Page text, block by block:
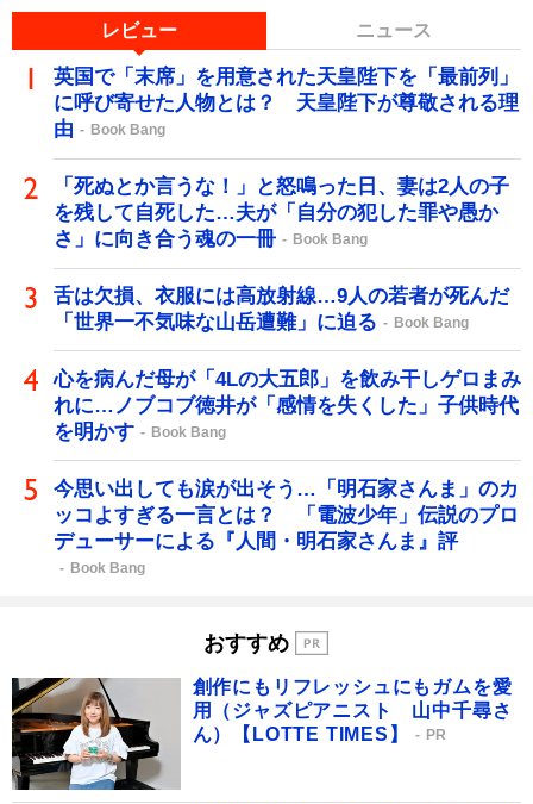
レビュー ニュース
英国で「末席」を用意された天皇陛下を「最前列」
に呼び寄せた人物とは？ 天皇陛下が尊敬される理
由
Book Bang
「死ぬとか言うな！」と怒鳴った日、妻は2人の子
を残して自死した…夫が「自分の犯した罪や愚か
さ」に向き合う魂の一冊
Book Bang
舌は欠損、衣服には高放射線…9人の若者が死んだ
「世界一不気味な山岳遭難」に迫る
Book Bang
心を病んだ母が「4Lの大五郎」を飲み干しゲロまみ
れに…ノブコブ徳井が「感情を失くした」子供時代
を明かす
Book Bang
今思い出しても涙が出そう…「明石家さんま」のカ
ッコよすぎる一言とは？ 「電波少年」伝説のプロ
デューサーによる『人間・明石家さんま』評
Book Bang
おすすめ
創作にもリフレッシュにもガムを愛
用（ジャズピアニスト 山中千尋さ
ん）【LOTTE TIMES】
PR